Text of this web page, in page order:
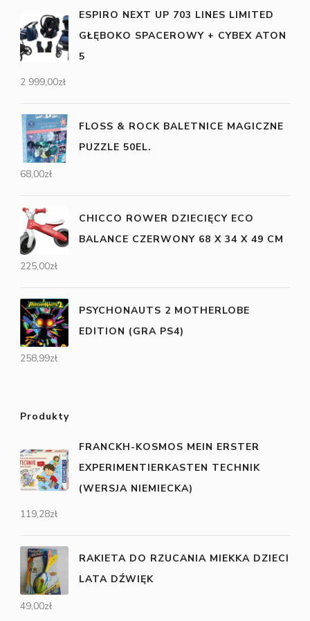
ESPIRO NEXT UP 703 LINES LIMITED
GŁĘBOKO SPACEROWY + CYBEX ATON
5
2 999,00zł
FLOSS & ROCK BALETNICE MAGICZNE
PUZZLE 50EL.
68,00zł
CHICCO ROWER DZIECIĘCY ECO
BALANCE CZERWONY 68 X 34 X 49 CM
225,00zł
PSYCHONAUTS 2 MOTHERLOBE
EDITION (GRA PS4)
258,99zł
Produkty
FRANCKH-KOSMOS MEIN ERSTER
EXPERIMENTIERKASTEN TECHNIK
(WERSJA NIEMIECKA)
119,28zł
RAKIETA DO RZUCANIA MIEKKA DZIECI
LATA DŹWIĘK
49,00zł